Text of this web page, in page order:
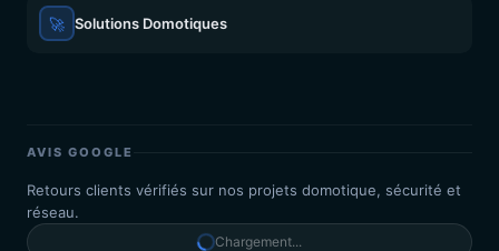
🚀 Solutions Domotiques
AVIS GOOGLE
Retours clients vérifiés sur nos projets domotique, sécurité et
réseau.
Chargement...